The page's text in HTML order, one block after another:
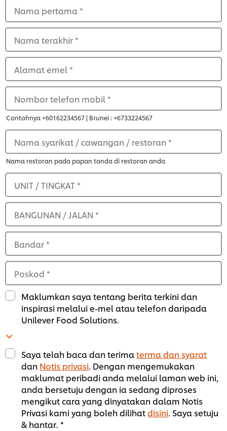
Nama pertama *
Nama terakhir*
Alamat emel*
Nombor telefon mobil*
Contohnya +60162234567 | Brunei : +6733224567
Nama syarikat / cawangan / restoran *
Nama restoran pada papan tanda di restoran anda
UNIT / TINGKAT*
BANGUNAN / JALAN *
Bandar*
Poskod *
Maklumkan saya tentang berita terkini dan
inspirasi melalui e-mel atau telefon daripada
Unilever Food Solutions.
Saya telah baca dan terimaterma dan syarat
dan Notis privasi. Dengan mengemukakan
maklumat peribadi anda melalui laman web ini,
anda bersetuju dengan ia sedang diproses
mengikut cara yang dinyatakan dalam Notis
Privasi kami yang boleh dilihatdisini. Saya setuju
& hantar. *